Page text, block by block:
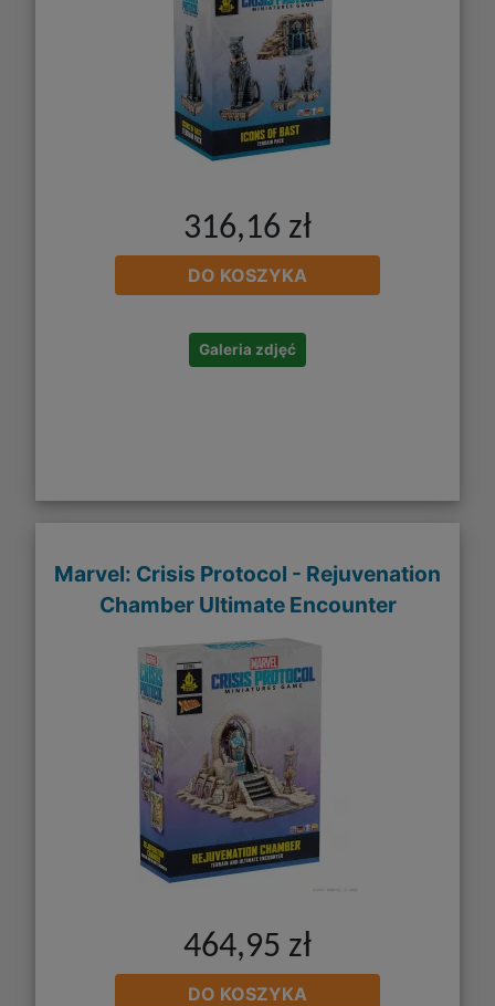
316,16 zł
DO KOSZYKA
Galeria zdjęć
Marvel: Crisis Protocol - Rejuvenation
Chamber Ultimate Encounter
464,95 zł
DO KOSZYKA